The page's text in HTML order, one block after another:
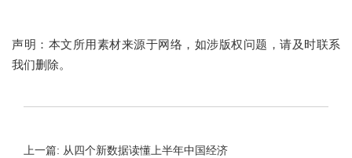
声明：本文所用素材来源于网络，如涉版权问题，请及时联系
我们删除。
上一篇: 从四个新数据读懂上半年中国经济